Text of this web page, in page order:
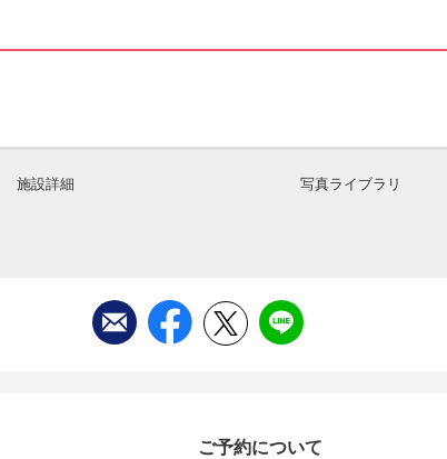
施設詳細 写真ライブラリ
ご予約について